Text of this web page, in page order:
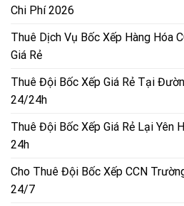
Chi Phí 2026
Thuê Dịch Vụ Bốc Xếp Hàng Hóa
Giá Rẻ
Thuê Đội Bốc Xếp Giá Rẻ Tại
24/24h
Thuê Đội Bốc Xếp Giá Rẻ Lại Yên
24h
Cho Thuê Đội Bốc Xếp CCN
24/7